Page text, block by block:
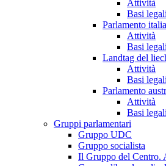
Attività
Basi
Parlamento
Attività
Basi
Landtag del
Attività
Basi
Parlamento
Attività
Basi
Gruppi parlamentari
Gruppo UDC
Gruppo socialista
Il Gruppo del Centro.